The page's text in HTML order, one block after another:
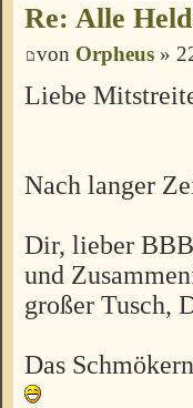
Re: Alle
von Orpheus »
Liebe
Nach langer
Dir, lieber
und
großer Tusch,
Das